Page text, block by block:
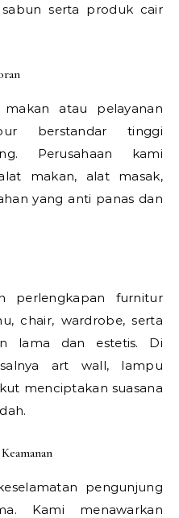
serta produk cair
atau pelayanan
berstandar tinggi
Perusahaan kami
makan, alat masak,
yang anti panas dan
perlengkapan furnitur
chair, wardrobe, serta
lama dan estetis. Di
art wall, lampu
menciptakan suasana
pengunjung
Kami menawarkan